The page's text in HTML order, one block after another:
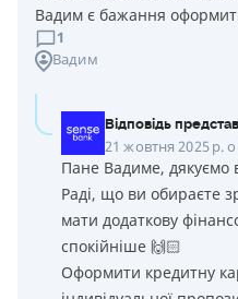
Вадим є бажання
1
Вадим
Відповідь
21 жовтня 2025 р.
Пане Вадиме, дякуємо
Раді, що ви обираєте
мати додаткову
спокійніше 🙌🏻
Оформити кредитну